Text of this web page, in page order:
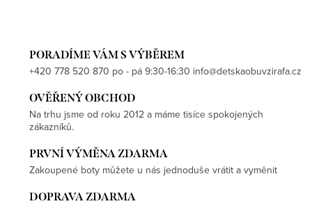
PORADÍME VÁM S VÝBĚREM
+420 778 520 870 po - pá 9:30-16:30 info@detskaobuvzirafa.cz
OVĚŘENÝ OBCHOD
Na trhu jsme od roku 2012 a máme tisíce spokojených
zákazníků.
PRVNÍ VÝMĚNA ZDARMA
Zakoupené boty můžete u nás jednoduše vrátit a vyměnit
DOPRAVA ZDARMA